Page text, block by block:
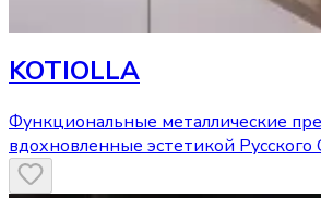
KOTIOLLA
Функциональные металлические
вдохновленные эстетикой Русского